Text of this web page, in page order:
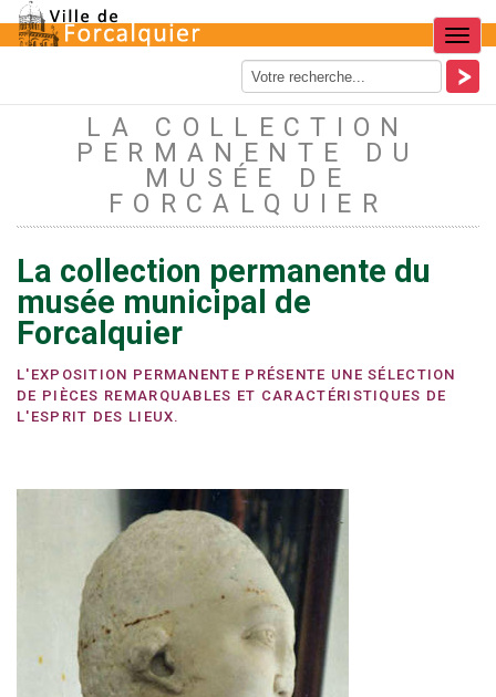
LA COLLECTION
PERMANENTE DU
MUSÉE DE
FORCALQUIER
La collection permanente du
musée municipal de
Forcalquier
L'EXPOSITION PERMANENTE PRÉSENTE UNE SÉLECTION
DE PIÈCES REMARQUABLES ET CARACTÉRISTIQUES DE
L'ESPRIT DES LIEUX.
Menu